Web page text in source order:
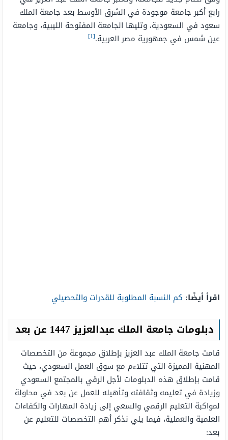
رابع أكبر جامعة موجودة في الشرق الأوسط بعد جامعة الملك
سعود في السعودية، وتليها الجامعة المفتوحة الليبية، وجامعة
عين شمس في جمهورية مصر العربية.[1]
اقرأ أيضًا: كم النسبة المطلوبة للقدرات والتحصيلي
دبلومات جامعة الملك عبدالعزيز 1447 عن بعد
قامت جامعة الملك عبد العزيز بإطلاق مجموعة من التخصصات
المهنية المميزة التي تتلاءم مع سوق العمل السعودي، حيث
قامت بإطلاق هذه الدبلومات لأجل الرقي بالمجتمع السعودي
وزيادة في تعليمه وثقافته وتأهيله للعمل عن بعد في محاولة
لمواكبة التعليم الرقمي والسعي إلى زيادة المهارات والكفاءات
العلمية والعملية، فيما يلي نذكر أهم التخصصات للتعليم عن
بعد: